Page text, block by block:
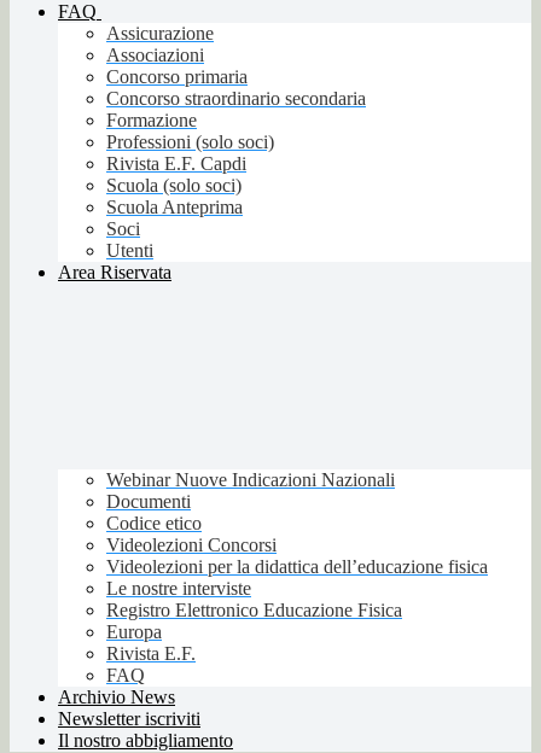
FAQ
Assicurazione
Associazioni
Concorso primaria
Concorso straordinario secondaria
Formazione
Professioni (solo soci)
Rivista E.F. Capdi
Scuola (solo soci)
Scuola Anteprima
Soci
Utenti
Area Riservata
Webinar Nuove Indicazioni Nazionali
Documenti
Codice etico
Videolezioni Concorsi
Videolezioni per la didattica dell’educazione fisica
Le nostre interviste
Registro Elettronico Educazione Fisica
Europa
Rivista E.F.
FAQ
Archivio News
Newsletter iscriviti
Il nostro abbigliamento